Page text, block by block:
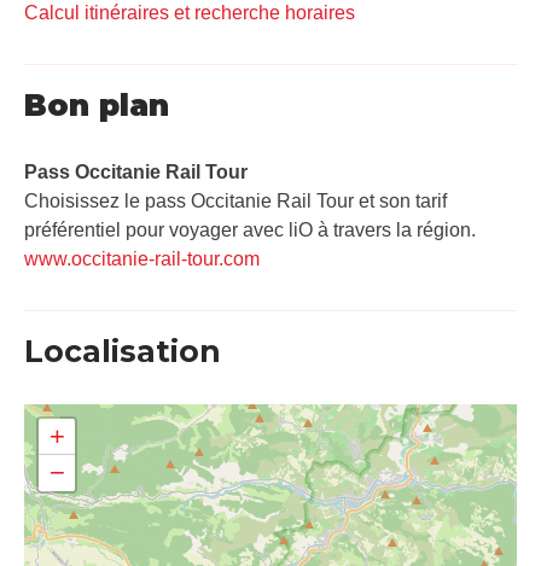
Calcul itinéraires et recherche horaires
Bon plan
Pass Occitanie Rail Tour​
Choisissez le pass Occitanie Rail Tour et son tarif
préférentiel pour voyager avec liO à travers la région.
www.occitanie-rail-tour.com
Localisation
+
−